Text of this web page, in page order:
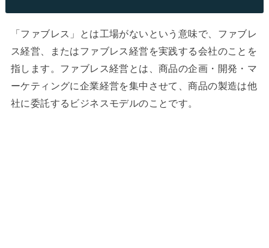
「ファブレス」とは工場がないという意味で、ファブレ
ス経営、またはファブレス経営を実践する会社のことを
指します。ファブレス経営とは、商品の企画・開発・マ
ーケティングに企業経営を集中させて、商品の製造は他
社に委託するビジネスモデルのことです。